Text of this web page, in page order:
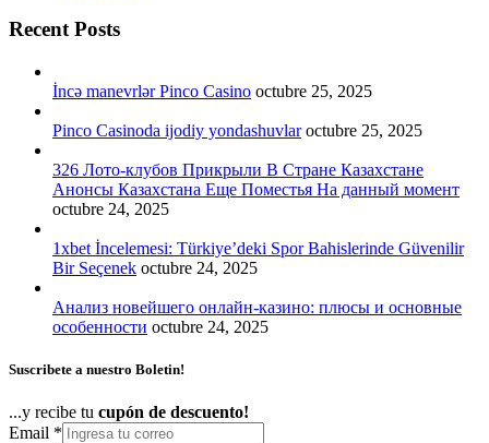
Recent Posts
İncə manevrlər Pinco Casino octubre 25, 2025
Pinco Casinoda ijodiy yondashuvlar octubre 25, 2025
326 Лото-клубов Прикрыли В Стране Казахстане
Анонсы Казахстана Еще Поместья На данный момент
octubre 24, 2025
1xbet İncelemesi: Türkiye’deki Spor Bahislerinde Güvenilir
Bir Seçenek octubre 24, 2025
Анализ новейшего онлайн-казино: плюсы и основные
особенности octubre 24, 2025
Suscribete a nuestro Boletin!
...y recibe tu cupón de descuento!
Email *